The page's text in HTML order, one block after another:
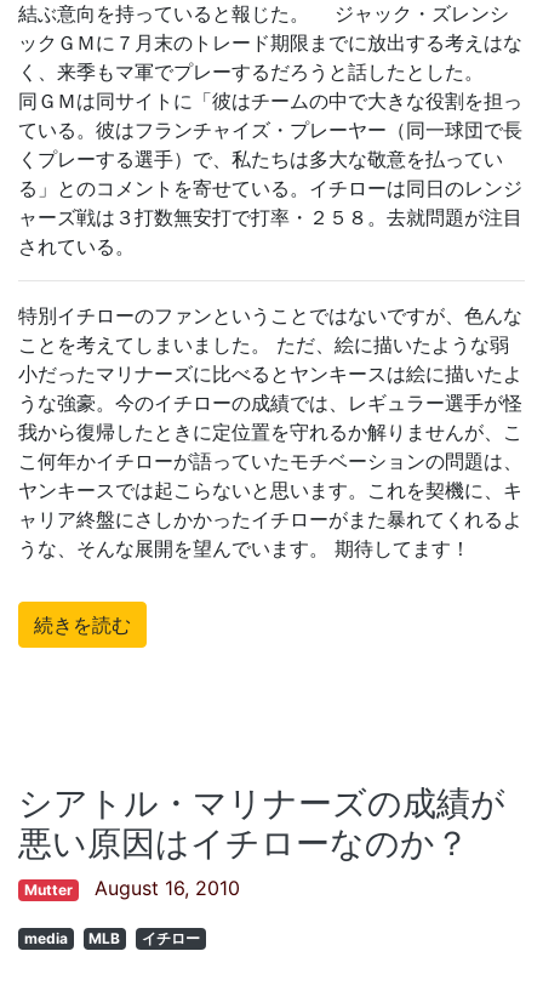
結ぶ意向を持っていると報じた。 ジャック・ズレンシ
ックＧＭに７月末のトレード期限までに放出する考えはな
く、来季もマ軍でプレーするだろうと話したとした。
同ＧＭは同サイトに「彼はチームの中で大きな役割を担っ
ている。彼はフランチャイズ・プレーヤー（同一球団で長
くプレーする選手）で、私たちは多大な敬意を払ってい
る」とのコメントを寄せている。イチローは同日のレンジ
ャーズ戦は３打数無安打で打率・２５８。去就問題が注目
されている。
特別イチローのファンということではないですが、色んな
ことを考えてしまいました。 ただ、絵に描いたような弱
小だったマリナーズに比べるとヤンキースは絵に描いたよ
うな強豪。今のイチローの成績では、レギュラー選手が怪
我から復帰したときに定位置を守れるか解りませんが、こ
こ何年かイチローが語っていたモチベーションの問題は、
ヤンキースでは起こらないと思います。これを契機に、キ
ャリア終盤にさしかかったイチローがまた暴れてくれるよ
うな、そんな展開を望んでいます。 期待してます！
続きを読む
シアトル・マリナーズの成績が
悪い原因はイチローなのか？
Mutter August 16, 2010
media MLB イチロー